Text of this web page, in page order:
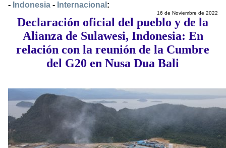
- Indonesia - Internacional :
16 de Noviembre de 2022
Declaración oficial del pueblo y de la
Alianza de Sulawesi, Indonesia: En
relación con la reunión de la Cumbre
del G20 en Nusa Dua Bali